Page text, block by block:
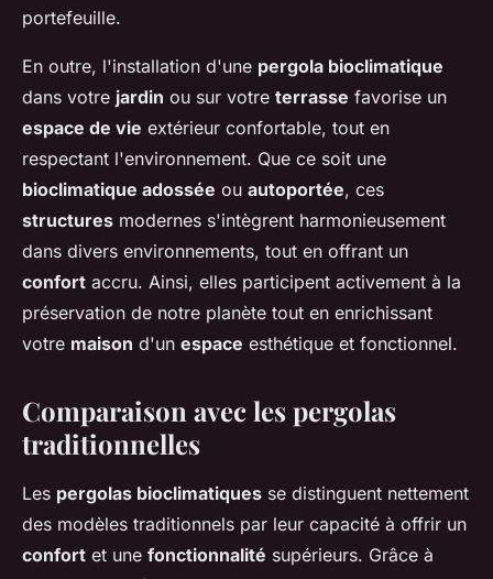
portefeuille.
En outre, l'installation d'une pergola bioclimatique
dans votre jardin ou sur votre terrasse favorise un
espace de vie extérieur confortable, tout en
respectant l'environnement. Que ce soit une
bioclimatique adossée ou autoportée, ces
structures modernes s'intègrent harmonieusement
dans divers environnements, tout en offrant un
confort accru. Ainsi, elles participent activement à la
préservation de notre planète tout en enrichissant
votre maison d'un espace esthétique et fonctionnel.
Comparaison avec les pergolas
traditionnelles
Les pergolas bioclimatiques se distinguent nettement
des modèles traditionnels par leur capacité à offrir un
confort et une fonctionnalité supérieurs. Grâce à